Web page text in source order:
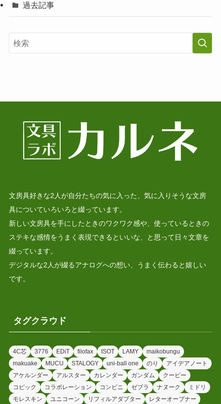
過去記事
文房具好きな2人が自分たちの気に入った、気に入りそうな文房
具についていろいろと綴っています。
新しい文房具を手にしたときのワクワク感や、使っているときの
ステキな感情をうまく表現できるといいな、と思って日々文章を
綴っています。
デジタルな2人が綴るアナログへの想い、うまく伝わると嬉しい
です。
タグクラウド
4C芯 3776 EDiT filofax ISOT LAMY
maikobungu
makuake
MUCU STALOGY uni-ball one のり
アイデアノート
アケルンダー
アルスター カレンダー ガンダム
クーピー
コピック
コラボレーション コンビニ ゼブラ ナヌーク
ミドリ
モレスキン
ユニコーン リフィルアダプター レターオープナー